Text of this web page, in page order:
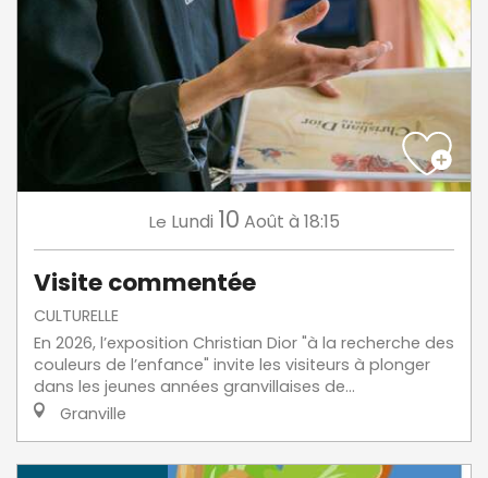
Le Lundi 10 Août à 18:15
Visite commentée
CULTURELLE
En 2026, l’exposition Christian Dior "à la recherche des
couleurs de l’enfance" invite les visiteurs à plonger
dans les jeunes années granvillaises de...
Granville